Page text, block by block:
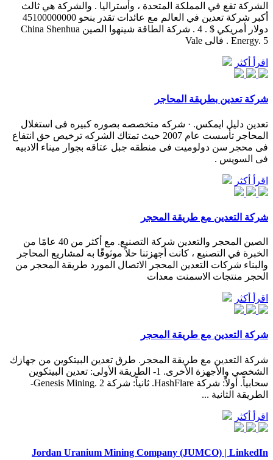
الشركة تقع في المملكة المتحدة ، وأستراليا . والشركة هي ثالث
أكبر شركة تعدين في العالم مع عائدات تقدر بنحو 45100000000
دولار أمريكي $ . 4 . شركة الطاقة شينهوا الصين China Shenhua
Energy. 5 . فالى Vale
اقرأ أكثر
شركة تعدين بطريقة المحاجر
تعدين دليل ايمكس. · شركه متخصصه بصوره كبيره فى استغلال
المحاجر تأسست عام 2007 حيث تمتاك الشركه ترخيص حق انتفاع
فى محجر سن دولوميت فى منطقه جبل عتاقه بجوار ميناء الادبيه
فى السويس .
اقرأ أكثر
شركة التعدين مع طريقة المحجر
الصين المحجر والتعدين شركة التصنيع. مع أكثر من 40 عامًا من
الخبرة في التصنيع ، كانت أجهزتنا حلاً موثوقًا به لمشاريع المحاجر
والبناء شركات التعدين المحجر الاتصال المورد طريقة المحجر من
الحجر منتجات الاسمنت معدات
اقرأ أكثر
شركة التعدين مع طريقة المحجر
شركة التعدين مع طريقة المحجر. طرق تعدين البيتكوين من جهازك
الشخصي والأجهزة الأخرى. 1- الطريقة الأولى: تعدين البيتكوين
سحابياً. أولاً: شركة HashFlare. ثانياً: شركة Genesis Mining. 2-
الطريقة الثانية ...
اقرأ أكثر
Jordan Uranium Mining Company (JUMCO) | LinkedIn